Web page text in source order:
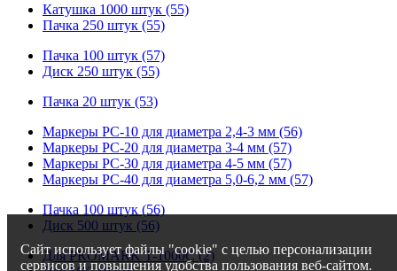
Сайт использует файлы "cookie" с целью персонализации
сервисов и повышения удобства пользования веб-сайтом.
Катушка 1000 штук (55)
Пачка 250 штук (55)
Пачка 100 штук (57)
Диск 250 штук (55)
Пачка 20 штук (53)
Маркеры PC-10 для диаметра 2,4-3 мм (56)
Маркеры PC-20 для диаметра 3-4 мм (57)
Маркеры PC-30 для диаметра 4-5 мм (57)
Маркеры PC-40 для диаметра 5,0-6,2 мм (57)
Пачка 100 штук (56)
Диск 500 штук (56)
Для PROMARK T-1000C (2)